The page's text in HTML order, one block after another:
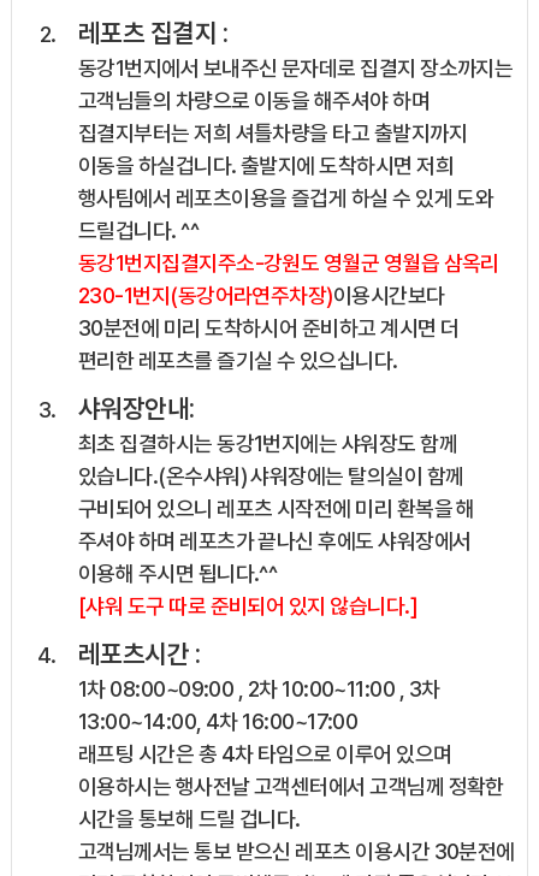
레포츠 집결지 :
동강1번지에서 보내주신 문자데로 집결지 장소까지는
고객님들의 차량으로 이동을 해주셔야 하며
집결지부터는 저희 셔틀차량을 타고 출발지까지
이동을 하실겁니다. 출발지에 도착하시면 저희
행사팀에서 레포츠이용을 즐겁게 하실 수 있게 도와
드릴겁니다. ^^
동강1번지집결지주소-강원도 영월군 영월읍 삼옥리
230-1번지(동강어라연주차장)이용시간보다
30분전에 미리 도착하시어 준비하고 계시면 더
편리한 레포츠를 즐기실 수 있으십니다.
샤워장안내:
최초 집결하시는 동강1번지에는 샤워장도 함께
있습니다.(온수샤워) 샤워장에는 탈의실이 함께
구비되어 있으니 레포츠 시작전에 미리 환복을 해
주셔야 하며 레포츠가 끝나신 후에도 샤워장에서
이용해 주시면 됩니다.^^
[샤워 도구 따로 준비되어 있지 않습니다.]
레포츠시간 :
1차 08:00~09:00 , 2차 10:00~11:00 , 3차
13:00~14:00, 4차 16:00~17:00
래프팅 시간은 총 4차 타임으로 이루어 있으며
이용하시는 행사전날 고객센터에서 고객님께 정확한
시간을 통보해 드릴 겁니다.
고객님께서는 통보 받으신 레포츠 이용시간 30분전에